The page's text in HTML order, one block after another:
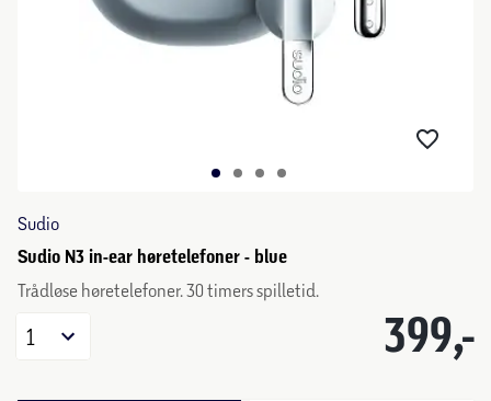
Sudio
Sudio N3 in-ear høretelefoner - blue
Trådløse høretelefoner. 30 timers spilletid.
399,-
1